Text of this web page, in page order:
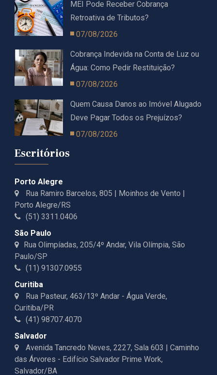
MEI Pode Receber Cobrança
Retroativa de Tributos?
07/08/2026
Cobrança Indevida na Conta de Luz ou
Água: Como Pedir Restituição?
07/08/2026
Quem Causa Danos ao Imóvel Alugado
Deve Pagar Todos os Prejuízos?
07/08/2026
Escritórios
Porto Alegre
Rua Ramiro Barcelos, 805 | Moinhos de Vento |
Porto Alegre/RS
(51) 3311.0406
São Paulo
Rua Olimpíadas, 205/4º Andar, Vila Olímpia, São
Paulo/SP
(11) 91307.0955
Curitiba
Rua Pasteur, 463/13º Andar - Água Verde,
Curitiba/PR
(41) 98707.4070
Salvador
Avenida Tancredo Neves, 2227, Sala 603 | Caminho
das Árvores - Edifício Salvador Prime Work,
Salvador/BA